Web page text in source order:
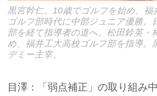
黒宮幹仁。10歳でゴルフを始め、福
ゴルフ部時代に中部ジュニア優勝。
部を経て指導者の道へ。松田鈴英・
め、福井工大高校ゴルフ部を指導。
デミー主宰。
目澤：「弱点補正」の取り組み